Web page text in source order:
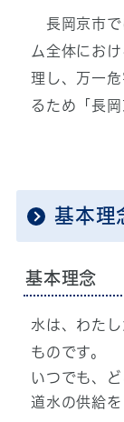
長岡京市で
ム全体にお
理し、万一
るため「長
基本理
基本理念
水は、わた
ものです。
いつでも、
道水の供給を